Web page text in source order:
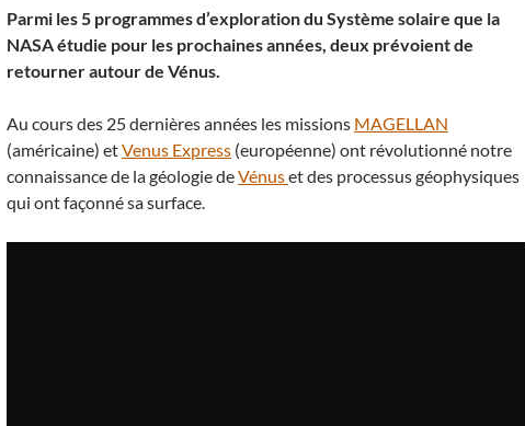
Parmi les 5 programmes d’exploration du Système solaire que la
NASA étudie pour les prochaines années, deux prévoient de
retourner autour de Vénus.
Au cours des 25 dernières années les missions MAGELLAN
(américaine) etVenus Express (européenne) ont révolutionné notre
connaissance de la géologie deVénuset des processus géophysiques
qui ont façonné sa surface.